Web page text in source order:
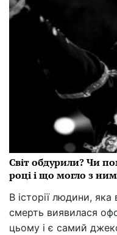
Світ обдурили? Чи
році і що могло з
В історії людини,
смерть виявилася
цьому і є самий